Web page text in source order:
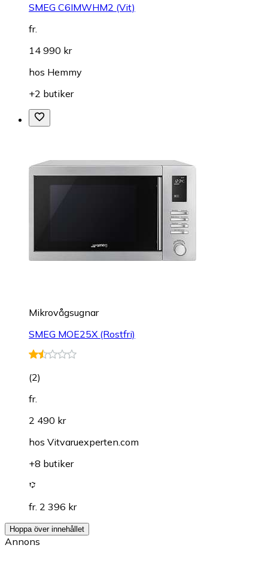
SMEG C6IMWHM2 (Vit)
fr.
14 990 kr
hos Hemmy
+2 butiker
Mikrovågsugnar
SMEG MOE25X (Rostfri)
(2)
fr.
2 490 kr
hos Vitvaruexperten.com
+8 butiker
fr. 2 396 kr
Hoppa över innehållet
Annons